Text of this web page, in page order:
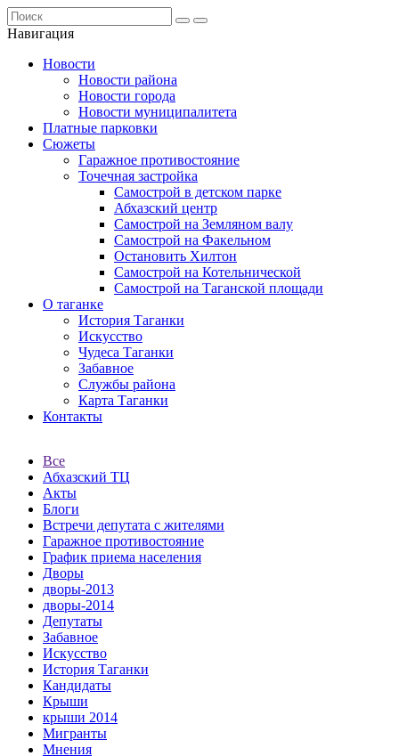
Навигация
Новости
Новости района
Новости города
Новости муниципалитета
Платные парковки
Сюжеты
Гаражное противостояние
Точечная застройка
Самострой в детском парке
Абхазский центр
Самострой на Земляном валу
Самострой на Факельном
Остановить Хилтон
Самострой на Котельнической
Самострой на Таганской площади
О таганке
История Таганки
Искусство
Чудеса Таганки
Забавное
Службы района
Карта Таганки
Контакты
Все
Абхазский ТЦ
Акты
Блоги
Встречи депутата с жителями
Гаражное противостояние
График приема населения
Дворы
дворы-2013
дворы-2014
Депутаты
Забавное
Искусство
История Таганки
Кандидаты
Крыши
крыши 2014
Мигранты
Мнения